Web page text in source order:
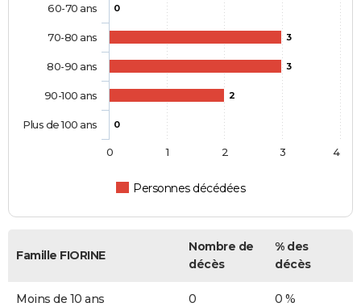
0
3
3
2
0
Personnes décédées
60-70 ans
70-80 ans
80-90 ans
90-100 ans
Plus de 100 ans
0 1 2 3 4
Famille FIORINE
Nombre de
décès
% des
décès
Moins de 10 ans 0 0 %